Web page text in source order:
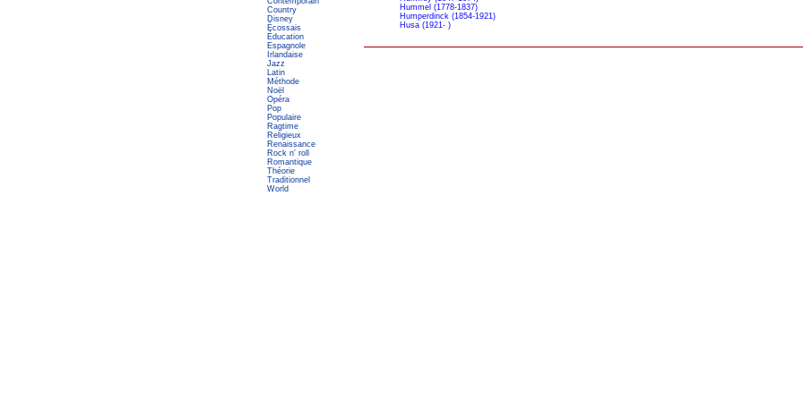
Country
Disney
Écossais
Éducation
Espagnole
Irlandaise
Jazz
Latin
Méthode
Noël
Opéra
Pop
Populaire
Ragtime
Religieux
Renaissance
Rock n' roll
Romantique
Théorie
Traditionnel
World
Hummel (1778-1837)
Humperdinck (1854-1921)
Husa (1921- )